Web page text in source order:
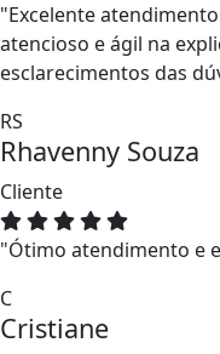
"Excelente
atencioso e ágil na
esclarecimentos das
RS
Rhavenny Souza
Cliente
"Ótimo atendimento e
C
Cristiane